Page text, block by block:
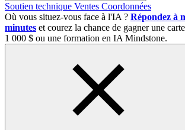
Soutien technique Ventes Coordonnées
Où vous situez-vous face à l'IA ? Répondez à
minutes et courez la chance de gagner une
1 000 $ ou une formation en IA Mindstone.